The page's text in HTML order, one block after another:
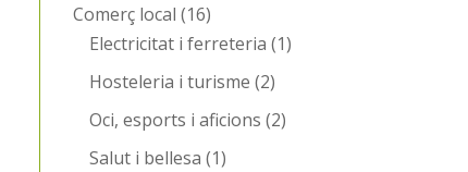
Comerç local (16)
Electricitat i ferreteria (1)
Hosteleria i turisme (2)
Oci, esports i aficions (2)
Salut i bellesa (1)